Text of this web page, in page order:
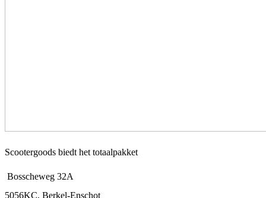
Scootergoods biedt het totaalpakket
Bosscheweg 32A
5056KC, Berkel-Enschot